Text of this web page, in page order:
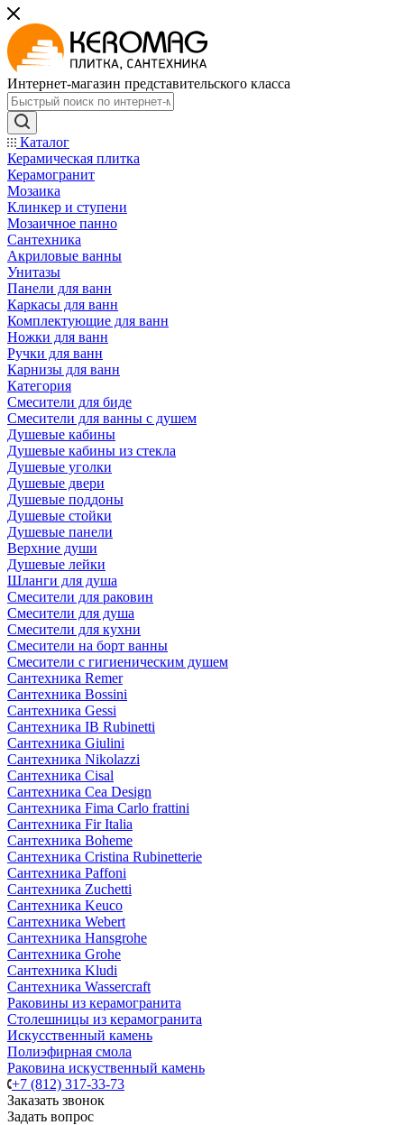
Интернет-магазин представительского класса
Каталог
Керамическая плитка
Керамогранит
Мозаика
Клинкер и ступени
Мозаичное панно
Сантехника
Акриловые ванны
Унитазы
Панели для ванн
Каркасы для ванн
Комплектующие для ванн
Ножки для ванн
Ручки для ванн
Карнизы для ванн
Категория
Смесители для биде
Смесители для ванны с душем
Душевые кабины
Душевые кабины из стекла
Душевые уголки
Душевые двери
Душевые поддоны
Душевые стойки
Душевые панели
Верхние души
Душевые лейки
Шланги для душа
Смесители для раковин
Смесители для душа
Смесители для кухни
Смесители на борт ванны
Смесители с гигиеническим душем
Сантехника Remer
Сантехника Bossini
Сантехника Gessi
Сантехника IB Rubinetti
Сантехника Giulini
Сантехника Nikolazzi
Сантехника Cisal
Сантехника Cea Design
Сантехника Fima Carlo frattini
Сантехника Fir Italia
Сантехника Boheme
Сантехника Cristina Rubinetterie
Сантехника Paffoni
Сантехника Zuchetti
Сантехника Keuco
Сантехника Webert
Сантехника Hansgrohe
Сантехника Grohe
Сантехника Kludi
Сантехника Wassercraft
Раковины из керамогранита
Столешницы из керамогранита
Искусственный камень
Полиэфирная смола
Раковина искуственный камень
+7 (812) 317-33-73
Заказать звонок
Задать вопрос